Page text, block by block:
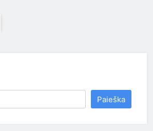
Paieška